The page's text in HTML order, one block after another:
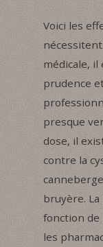
Voici les
médicale, il
prudence
presque
dose, il
contre la
bruyère.
fonction de
les